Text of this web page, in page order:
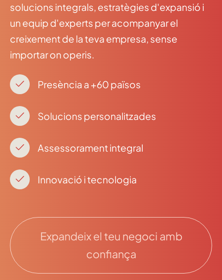
solucions integrals, estratègies d'expansió i
un equip d'experts per acompanyar el
creixement de la teva empresa, sense
importar on operis.
Presència a +60 països
Solucions personalitzades
Assessorament integral
Innovació i tecnologia
Expandeix el teu negoci amb
confiança